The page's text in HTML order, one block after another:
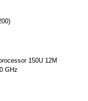
150U 12M
GHz